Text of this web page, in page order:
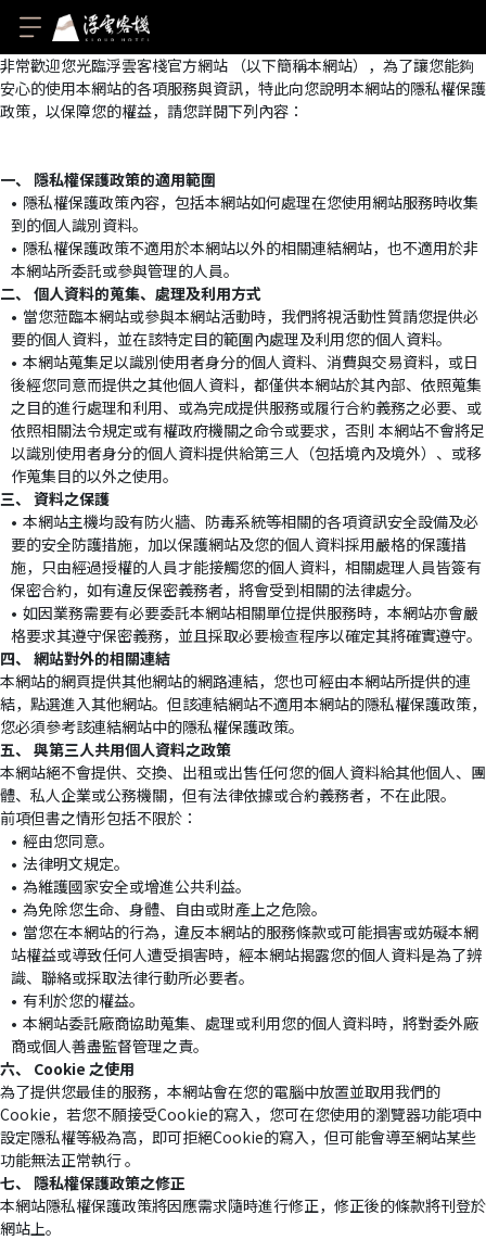
非常歡迎您光臨浮雲客棧官方網站 （以下簡稱本網站），為了讓您能夠
安心的使用本網站的各項服務與資訊，特此向您說明本網站的隱私權保護
政策，以保障您的權益，請您詳閱下列內容：
一、 隱私權保護政策的適用範圍
隱私權保護政策內容，包括本網站如何處理在您使用網站服務時收集
到的個人識別資料。
隱私權保護政策不適用於本網站以外的相關連結網站，也不適用於非
本網站所委託或參與管理的人員。
二、 個人資料的蒐集、處理及利用方式
當您蒞臨本網站或參與本網站活動時，我們將視活動性質請您提供必
要的個人資料，並在該特定目的範圍內處理及利用您的個人資料。
本網站蒐集足以識別使用者身分的個人資料、消費與交易資料，或日
後經您同意而提供之其他個人資料，都僅供本網站於其內部、依照蒐集
之目的進行處理和利用、或為完成提供服務或履行合約義務之必要、或
依照相關法令規定或有權政府機關之命令或要求，否則 本網站不會將足
以識別使用者身分的個人資料提供給第三人（包括境內及境外）、或移
作蒐集目的以外之使用。
三、 資料之保護
本網站主機均設有防火牆、防毒系統等相關的各項資訊安全設備及必
要的安全防護措施，加以保護網站及您的個人資料採用嚴格的保護措
施，只由經過授權的人員才能接觸您的個人資料，相關處理人員皆簽有
保密合約，如有違反保密義務者，將會受到相關的法律處分。
如因業務需要有必要委託本網站相關單位提供服務時，本網站亦會嚴
格要求其遵守保密義務，並且採取必要檢查程序以確定其將確實遵守。
四、 網站對外的相關連結
本網站的網頁提供其他網站的網路連結，您也可經由本網站所提供的連
結，點選進入其他網站。但該連結網站不適用本網站的隱私權保護政策，
您必須參考該連結網站中的隱私權保護政策。
五、 與第三人共用個人資料之政策
本網站絕不會提供、交換、出租或出售任何您的個人資料給其他個人、團
體、私人企業或公務機關，但有法律依據或合約義務者，不在此限。
前項但書之情形包括不限於：
經由您同意。
法律明文規定。
為維護國家安全或增進公共利益。
為免除您生命、身體、自由或財產上之危險。
當您在本網站的行為，違反本網站的服務條款或可能損害或妨礙本網
站權益或導致任何人遭受損害時，經本網站揭露您的個人資料是為了辨
識、聯絡或採取法律行動所必要者。
有利於您的權益。
本網站委託廠商協助蒐集、處理或利用您的個人資料時，將對委外廠
商或個人善盡監督管理之責。
六、 Cookie 之使用
為了提供您最佳的服務，本網站會在您的電腦中放置並取用我們的
Cookie，若您不願接受Cookie的寫入，您可在您使用的瀏覽器功能項中
設定隱私權等級為高，即可拒絕Cookie的寫入，但可能會導至網站某些
功能無法正常執行 。
七、 隱私權保護政策之修正
本網站隱私權保護政策將因應需求隨時進行修正，修正後的條款將刊登於
網站上。